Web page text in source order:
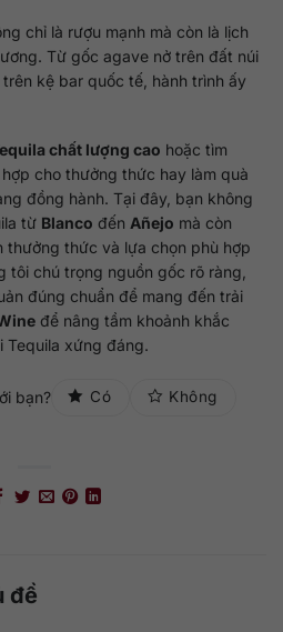
chỉ là rượu mạnh mà còn là lịch
Từ gốc agave nở trên đất núi
kệ bar quốc tế, hành trình ấy
chất lượng cao hoặc tìm
cho thưởng thức hay làm quà
đồng hành. Tại đây, bạn không
từ Blanco đến Añejo mà còn
thức và lựa chọn phù hợp
tôi chú trọng nguồn gốc rõ ràng,
đúng chuẩn để mang đến trải
để nâng tầm khoảnh khắc
Tequila xứng đáng.
bạn? Có Không
đề